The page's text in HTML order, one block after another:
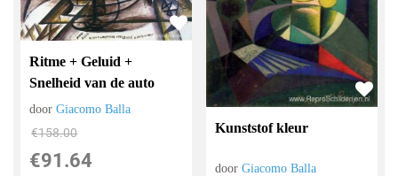
Ritme + Geluid +
Snelheid van de auto
doorGiacomo Balla
€158.00
€91.64
Kunststof kleur
doorGiacomo Balla